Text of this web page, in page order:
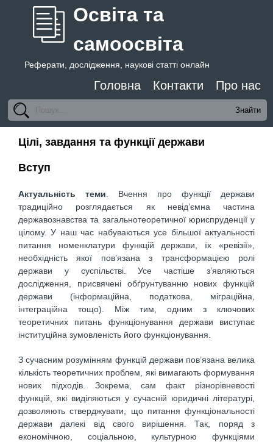
Освіта та
самоосвіта
Реферати, дослідження, наукові статті онлайн
Головна Контакти Про нас
Цілі, завдання та функції держави
Вступ
Актуальність теми. Вчення про функції держави
традиційно розглядається як невід’ємна частина
державознавства та загальнотеоретичної юриспруденції у
цілому. У наш час набуваються усе більшої актуальності
питання номенклатури функцій держави, їх «ревізії»,
необхідність якої пов’язана з трансформацією ролі
держави у суспільстві. Усе частіше з’являються
дослідження, присвячені обґрунтуванню нових функцій
держави (інформаційна, податкова, міграційна,
інтеграційна тощо). Між тим, одним з ключових
теоретичних питань функціонування держави виступає
інституційна зумовленість його функціонування.
З сучасним розумінням функцій держави пов’язана велика
кількість теоретичних проблем, які вимагають формування
нових підходів. Зокрема, сам факт різнорівневості
функцій, які виділяються у сучасній юридичні літературі,
дозволяють стверджувати, що питання функціональності
держави далекі від свого вирішення. Так, поряд з
економічною, соціальною, культурною функціями